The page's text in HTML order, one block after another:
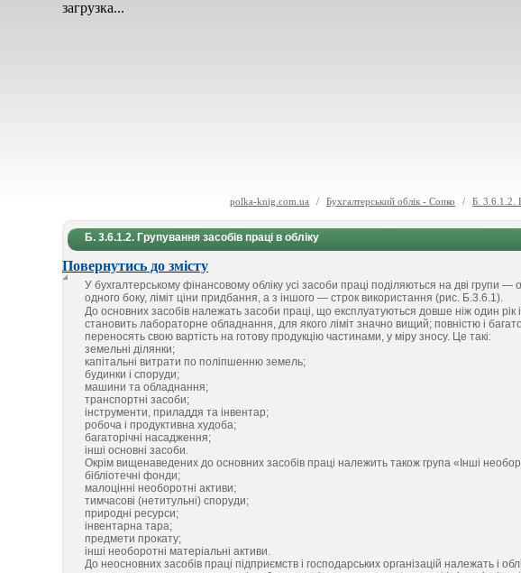
загрузка...
polka-knig.com.ua / Бухгалтерський облік - Сопко / Б. 3.6.1.2.
Б. 3.6.1.2. Групування засобів праці в обліку
Повернутись до змісту
У бухгалтерському фінансовому обліку усі засоби праці поділяються на дві групи
одного боку, ліміт ціни придбання, а з іншого — строк використання (рис. Б.3.6.1).
До основних засобів належать засоби праці, що експлуатуються довше ніж один рік
становить лабораторне обладнання, для якого ліміт значно вищий; повністю і
переносять свою вартість на готову продукцію частинами, у міру зносу. Це такі:
земельні ділянки;
капітальні витрати по поліпшенню земель;
будинки і споруди;
машини та обладнання;
транспортні засоби;
інструменти, приладдя та інвентар;
робоча і продуктивна худоба;
багаторічні насадження;
інші основні засоби.
Окрім вищенаведених до основних засобів праці належить також група «Інші
бібліотечні фонди;
малоцінні необоротні активи;
тимчасові (нетитульні) споруди;
природні ресурси;
інвентарна тара;
предмети прокату;
інші необоротні матеріальні активи.
До неосновних засобів праці підприємств і господарських організацій належать і